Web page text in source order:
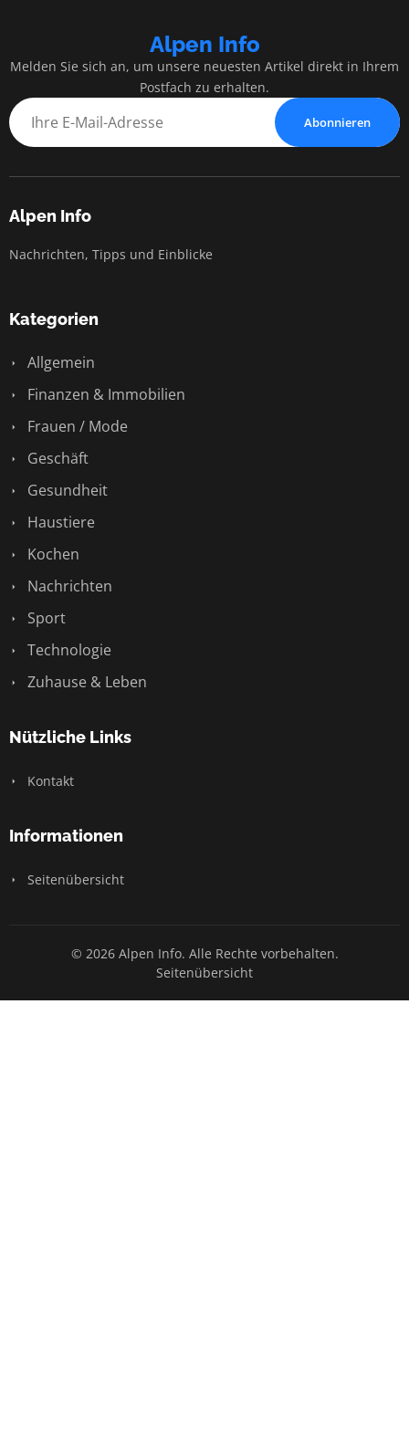
Alpen Info
Melden Sie sich an, um unsere neuesten Artikel direkt in Ihrem
Postfach zu erhalten.
Abonnieren
Alpen Info
Nachrichten, Tipps und Einblicke
Kategorien
Allgemein
Finanzen & Immobilien
Frauen / Mode
Geschäft
Gesundheit
Haustiere
Kochen
Nachrichten
Sport
Technologie
Zuhause & Leben
Nützliche Links
Kontakt
Informationen
Seitenübersicht
© 2026 Alpen Info. Alle Rechte vorbehalten.
Seitenübersicht